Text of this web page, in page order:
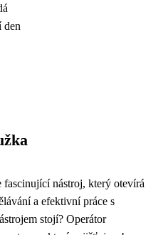
den
nástroj, který otevírá
a efektivní práce s
stojí? Operátor